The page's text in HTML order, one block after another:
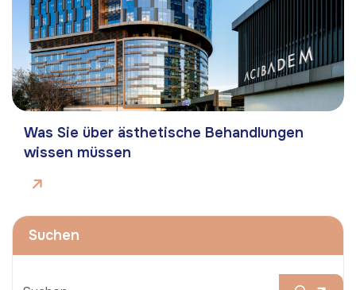
Was Sie über ästhetische Behandlungen
wissen müssen
Suchen